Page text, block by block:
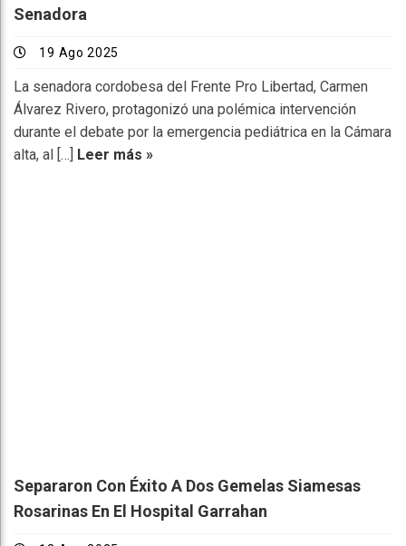
Senadora
19 Ago 2025
La senadora cordobesa del Frente Pro Libertad, Carmen
Álvarez Rivero, protagonizó una polémica intervención
durante el debate por la emergencia pediátrica en la Cámara
alta, al […]
Leer más »
Separaron Con Éxito A Dos Gemelas Siamesas
Rosarinas En El Hospital Garrahan